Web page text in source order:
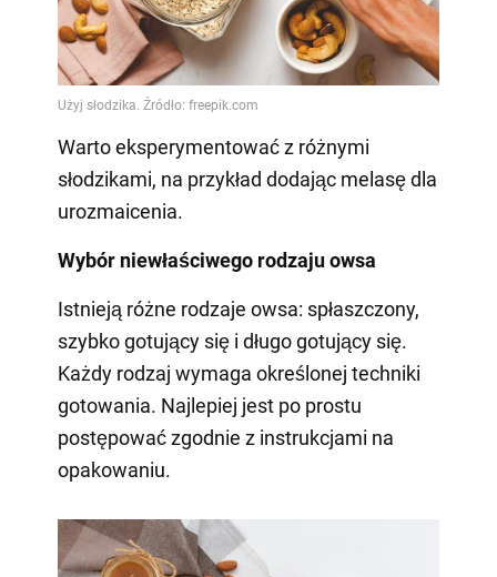
Warto eksperymentować z różnymi
słodzikami, na przykład dodając melasę dla
urozmaicenia.
Wybór niewłaściwego rodzaju owsa
Istnieją różne rodzaje owsa: spłaszczony,
szybko gotujący się i długo gotujący się.
Każdy rodzaj wymaga określonej techniki
gotowania. Najlepiej jest po prostu
postępować zgodnie z instrukcjami na
opakowaniu.